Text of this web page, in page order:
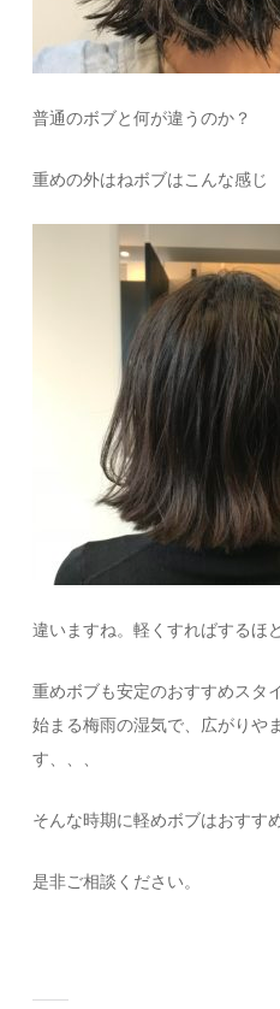
普通のボブと何が違うのか？
重めの外はねボブはこんな感じ
違いますね。軽くすればするほ
重めボブも安定のおすすめスタ
始まる梅雨の湿気で、広がりや
す、、、
そんな時期に軽めボブはおすす
是非ご相談ください。